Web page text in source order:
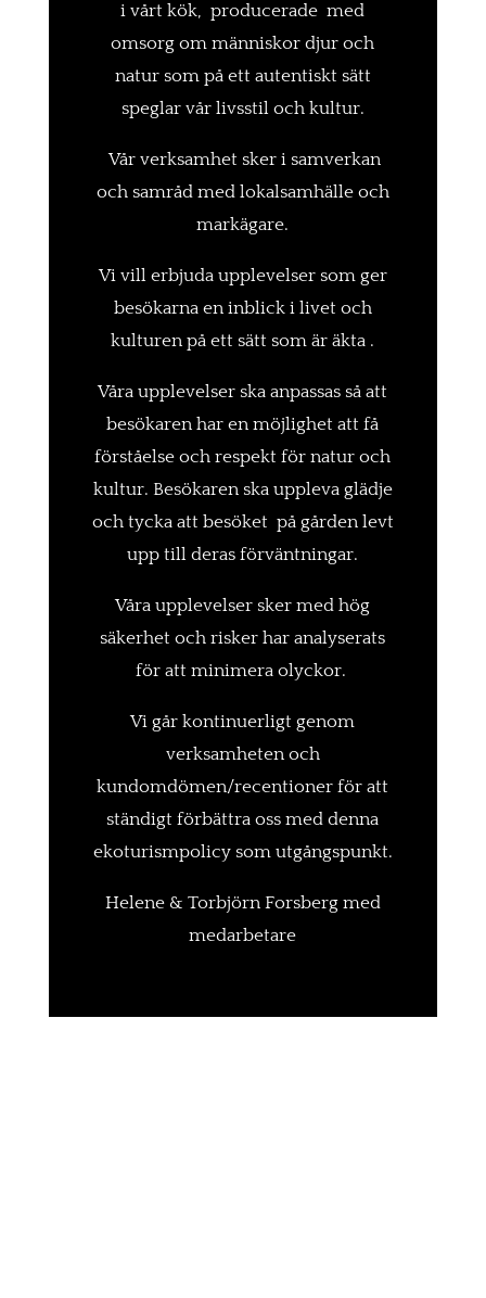
i vårt kök,
producerade med
omsorg om människor djur och
natursom på ett autentiskt sätt
speglar vår livsstil och kultur.
Vår verksamhet sker i samverkan
och samråd med lokalsamhälle och
markägare.
Vi vill erbjuda upplevelser som ger
besökarna en inblick i livet och
kulturen på ett sätt som är äkta .
Våra upplevelser ska anpassas så att
besökaren har en möjlighet att få
förståelse och respekt för natur och
kultur. Besökaren ska uppleva glädje
och tycka att besöket på gården levt
upp till deras förväntningar.
Våra upplevelser sker med hög
säkerhet och risker har analyserats
för att minimera olyckor.
Vi går kontinuerligt genom
verksamheten och
kundomdömen/recentioner för att
ständigt förbättra oss med denna
ekoturismpolicy som utgångspunkt.
Helene & Torbjörn Forsberg med
medarbetare